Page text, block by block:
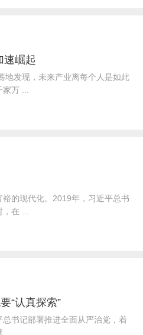
速崛起
地发现，未来产业离每个人是如此
万 ...
的现代化。2019年，习近平总书
在 ...
“认真探索”
书记部署推进全面从严治党，着